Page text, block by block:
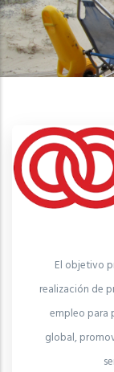
El objetivo
realización de
empleo para
global,